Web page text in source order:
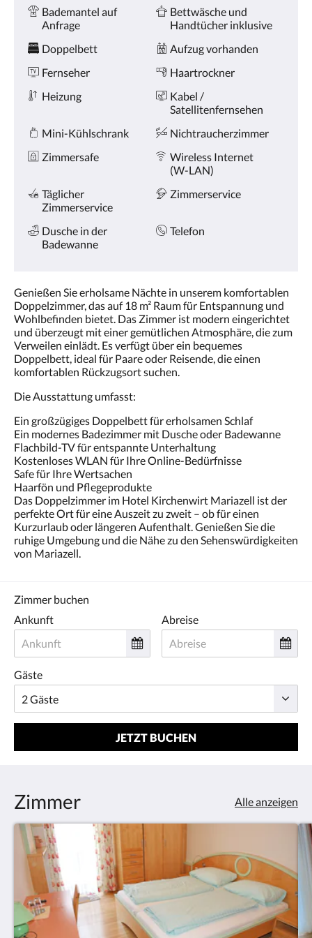
oder
Weiter,
sich
Bilder
Ausstattung
Bademantel auf
Anfrage
Bettwäsche und
Handtücher inklusive
Doppelbett
Aufzug vorhanden
Fernseher
Haartrockner
Heizung
Kabel /
Satellitenfernsehen
Mini-Kühlschrank
Nichtraucherzimmer
Zimmersafe
Wireless Internet
(W-LAN)
Täglicher
Zimmerservice
Zimmerservice
Dusche in der
Badewanne
Telefon
Genießen Sie erholsame Nächte in unserem komfortablen
Doppelzimmer, das auf 18 m² Raum für Entspannung und
Wohlbefinden bietet. Das Zimmer ist modern eingerichtet
und überzeugt mit einer gemütlichen Atmosphäre, die zum
Verweilen einlädt. Es verfügt über ein bequemes
Doppelbett, ideal für Paare oder Reisende, die einen
komfortablen Rückzugsort suchen.
Die Ausstattung umfasst:
Ein großzügiges Doppelbett für erholsamen Schlaf
Ein modernes Badezimmer mit Dusche oder Badewanne
Flachbild-TV für entspannte Unterhaltung
Kostenloses WLAN für Ihre Online-Bedürfnisse
Safe für Ihre Wertsachen
Haarfön und Pflegeprodukte
Das Doppelzimmer im Hotel Kirchenwirt Mariazell ist der
perfekte Ort für eine Auszeit zu zweit – ob für einen
Kurzurlaub oder längeren Aufenthalt. Genießen Sie die
ruhige Umgebung und die Nähe zu den Sehenswürdigkeiten
von Mariazell.
Zimmer buchen
Ankunft
Abreise
Gäste
JETZT BUCHEN
Zimmer Alle anzeigen